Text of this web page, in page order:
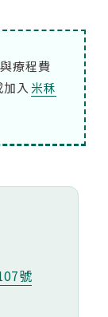
療程費
加入 米秝
號